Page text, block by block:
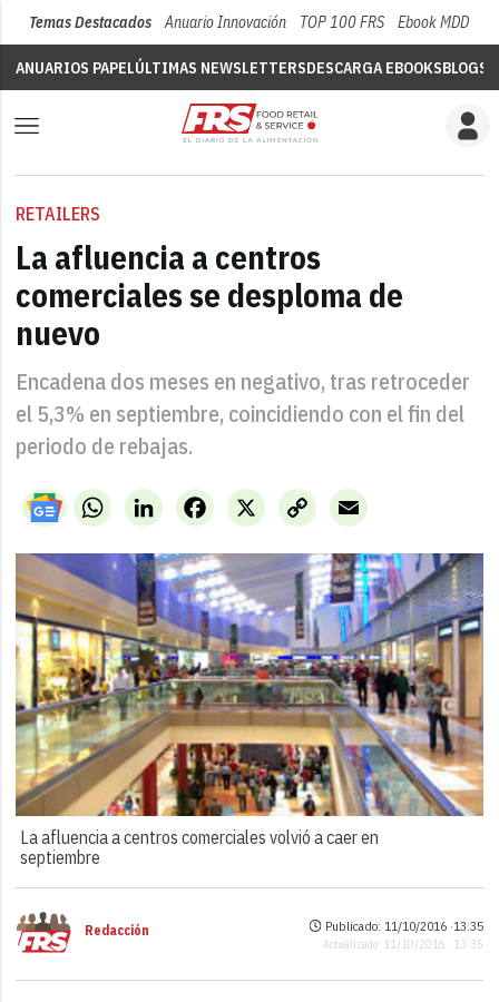
Temas Destacados Anuario Innovación TOP 100 FRS Ebook MDD
ANUARIOS PAPELÚLTIMAS NEWSLETTERSDESCARGA EBOOKSBLOGS
RETAILERS
La afluencia a centros
comerciales se desploma de
nuevo
Encadena dos meses en negativo, tras retroceder
el 5,3% en septiembre, coincidiendo con el fin del
periodo de rebajas.
WhatsAppLinkedIn X
Facebook
Copy
Link
Email
La afluencia a centros comerciales volvió a caer en
septiembre
Redacción Publicado: 11/10/2016 ·13:35
Actualizado: 11/10/2016 · 13:35